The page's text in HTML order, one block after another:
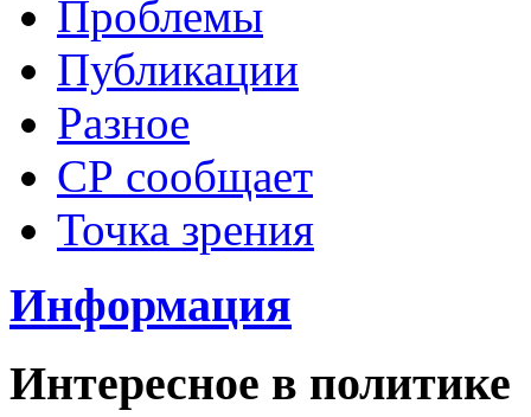
Проблемы
Публикации
Разное
СР сообщает
Точка зрения
Информация
Интересное в политике